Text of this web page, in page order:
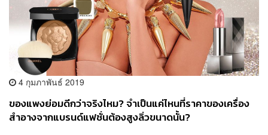
4 กุมภาพันธ์ 2019
ของแพงย่อมดีกว่าจริงไหม? จำเป็นแค่ไหนที่ราคาของเครื่อง
สำอางจากแบรนด์แฟชั่นต้องสูงลิ่วขนาดนั้น?